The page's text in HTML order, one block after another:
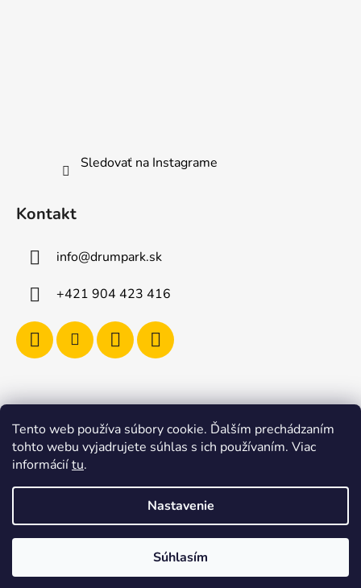
Tento web používa súbory cookie. Ďalším prechádzaním
tohto webu vyjadrujete súhlas s ich používaním. Viac
informáciítu.
Nastavenie
Súhlasím
Sledovať na Instagrame
Kontakt
info@drumpark.sk
+421 904 423 416
Navštívte aj e-shop s etnickými hudobnými nástrojmi
Drumbla.sk |
Tento web upravil onRock Design – Upravíme a
naplníme váš e-shop
Vytvoril Shoptet
Drumpark.sk – Špecializovaný obchod
pre bubeníkov. Všetky práva vyhradené.